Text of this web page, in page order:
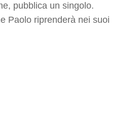
pubblica un singolo.
Paolo riprenderà nei suoi